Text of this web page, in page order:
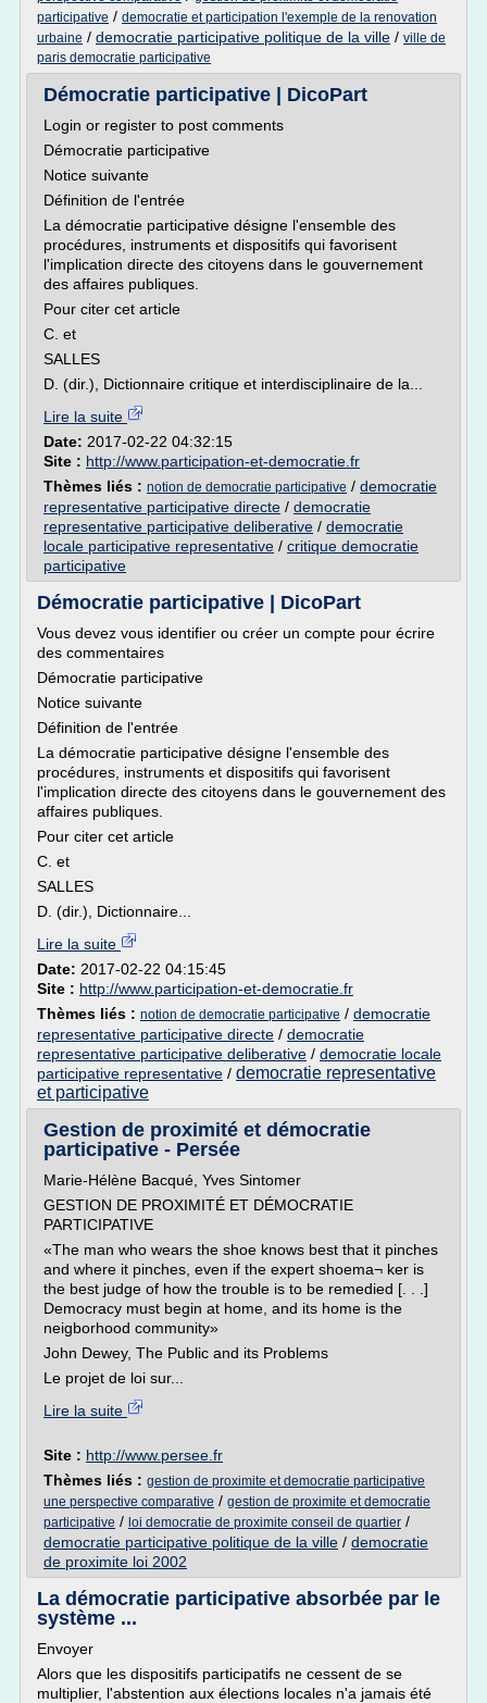
participative / democratie et participation l'exemple de la renovation
urbaine / democratie participative politique de la ville / ville de
paris democratie participative
Démocratie participative | DicoPart
Login or register to post comments
Démocratie participative
Notice suivante
Définition de l'entrée
La démocratie participative désigne l'ensemble des
procédures, instruments et dispositifs qui favorisent
l'implication directe des citoyens dans le gouvernement
des affaires publiques.
Pour citer cet article
C. et
SALLES
D. (dir.), Dictionnaire critique et interdisciplinaire de la...
Lire la suite
Date: 2017-02-22 04:32:15
Site : http://www.participation-et-democratie.fr
Thèmes liés : notion de democratie participative / democratie
representative participative directe / democratie
representative participative deliberative / democratie
locale participative representative / critique democratie
participative
Démocratie participative | DicoPart
Vous devez vous identifier ou créer un compte pour écrire
des commentaires
Démocratie participative
Notice suivante
Définition de l'entrée
La démocratie participative désigne l'ensemble des
procédures, instruments et dispositifs qui favorisent
l'implication directe des citoyens dans le gouvernement des
affaires publiques.
Pour citer cet article
C. et
SALLES
D. (dir.), Dictionnaire...
Lire la suite
Date: 2017-02-22 04:15:45
Site : http://www.participation-et-democratie.fr
Thèmes liés : notion de democratie participative / democratie
representative participative directe / democratie
representative participative deliberative / democratie locale
participative representative / democratie representative
et participative
Gestion de proximité et démocratie
participative - Persée
Marie-Hélène Bacqué, Yves Sintomer
GESTION DE PROXIMITÉ ET DÉMOCRATIE
PARTICIPATIVE
«The man who wears the shoe knows best that it pinches
and where it pinches, even if the expert shoema¬ ker is
the best judge of how the trouble is to be remedied [. . .]
Democracy must begin at home, and its home is the
neigborhood community»
John Dewey, The Public and its Problems
Le projet de loi sur...
Lire la suite
Site : http://www.persee.fr
Thèmes liés : gestion de proximite et democratie participative
une perspective comparative / gestion de proximite et democratie
participative / loi democratie de proximite conseil de quartier /
democratie participative politique de la ville / democratie
de proximite loi 2002
La démocratie participative absorbée par le
système ...
Envoyer
Alors que les dispositifs participatifs ne cessent de se
multiplier, l'abstention aux élections locales n'a jamais été